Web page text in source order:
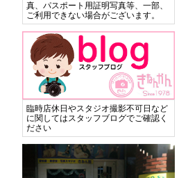
真、パスポート用証明写真等、一部、
ご利用できない場合がございます。
臨時店休日やスタジオ撮影不可日など
に関してはスタッフブログでご確認く
ださい